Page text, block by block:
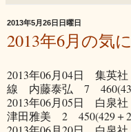
2013年5月26日日曜日
2013年6月の気
2013年06月04日 集英
線 内藤泰弘 7
2013年06月05日 白泉
津田雅美 2 450(429＋